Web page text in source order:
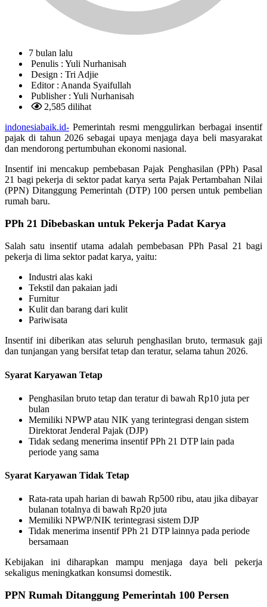
7 bulan lalu
Penulis : Yuli Nurhanisah
Design : Tri Adjie
Editor : Ananda Syaifullah
Publisher : Yuli Nurhanisah
2,585 dilihat
indonesiabaik.id- Pemerintah resmi menggulirkan berbagai insentif
pajak di tahun 2026 sebagai upaya menjaga daya beli masyarakat
dan mendorong pertumbuhan ekonomi nasional.
Insentif ini mencakup pembebasan Pajak Penghasilan (PPh) Pasal
21 bagi pekerja di sektor padat karya serta Pajak Pertambahan Nilai
(PPN) Ditanggung Pemerintah (DTP) 100 persen untuk pembelian
rumah baru.
PPh 21 Dibebaskan untuk Pekerja Padat Karya
Salah satu insentif utama adalah pembebasan PPh Pasal 21 bagi
pekerja di lima sektor padat karya, yaitu:
Industri alas kaki
Tekstil dan pakaian jadi
Furnitur
Kulit dan barang dari kulit
Pariwisata
Insentif ini diberikan atas seluruh penghasilan bruto, termasuk gaji
dan tunjangan yang bersifat tetap dan teratur, selama tahun 2026.
Syarat Karyawan Tetap
Penghasilan bruto tetap dan teratur di bawah Rp10 juta per
bulan
Memiliki NPWP atau NIK yang terintegrasi dengan sistem
Direktorat Jenderal Pajak (DJP)
Tidak sedang menerima insentif PPh 21 DTP lain pada
periode yang sama
Syarat Karyawan Tidak Tetap
Rata-rata upah harian di bawah Rp500 ribu, atau jika dibayar
bulanan totalnya di bawah Rp20 juta
Memiliki NPWP/NIK terintegrasi sistem DJP
Tidak menerima insentif PPh 21 DTP lainnya pada periode
bersamaan
Kebijakan ini diharapkan mampu menjaga daya beli pekerja
sekaligus meningkatkan konsumsi domestik.
PPN Rumah Ditanggung Pemerintah 100 Persen